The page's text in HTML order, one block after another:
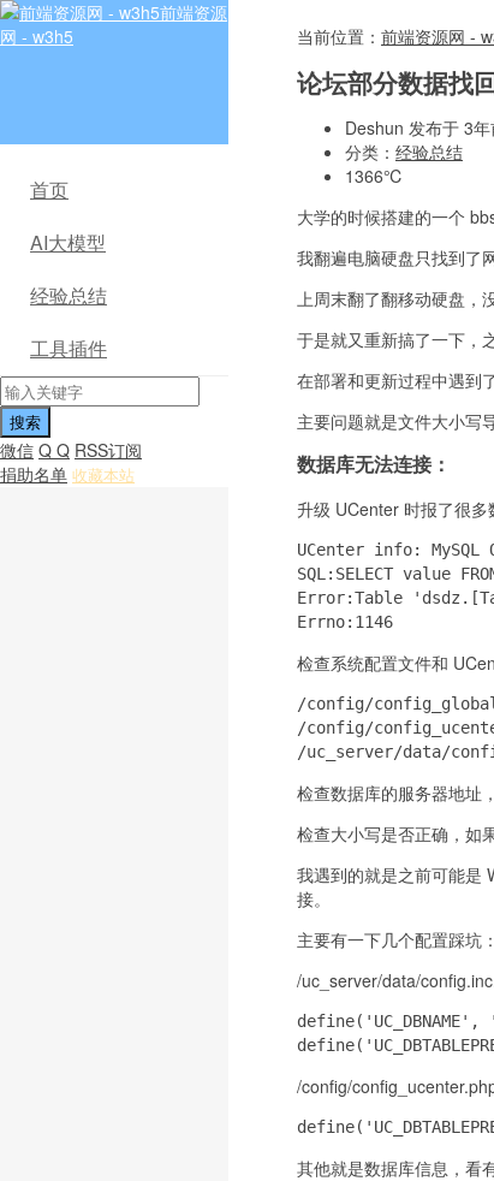
前端资源
网 - w3h5
首页
AI大模型
经验总结
工具插件
微信 Q Q RSS订阅
捐助名单 收藏本站
当前位置： 前端资源网 -
论坛部分数据找
Deshun 发布于 3
分类： 经验总结
1366℃
大学的时候搭建的一个
我翻遍电脑硬盘只找到了
上周末翻了翻移动硬盘，
于是就又重新搞了一下，
在部署和更新过程中遇到
主要问题就是文件大小写
数据库无法连接：
升级 UCenter 时报了很多
UCenter info: MySQL
SQL:SELECT value
Error:Table
Errno:1146
检查系统配置文件和
/config/
/config/
/uc_server/data/
检查数据库的服务器地址
检查大小写是否正确，如
我遇到的就是之前可能是
接。
主要有一下几个配置踩坑：
/uc_server/data/
define('UC_DBNAME',
/config/
其他就是数据库信息，看